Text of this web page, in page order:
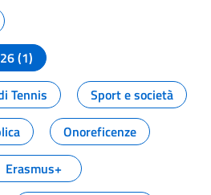
(1)
Tennis
Sport e società
Onoreficenze
Erasmus+